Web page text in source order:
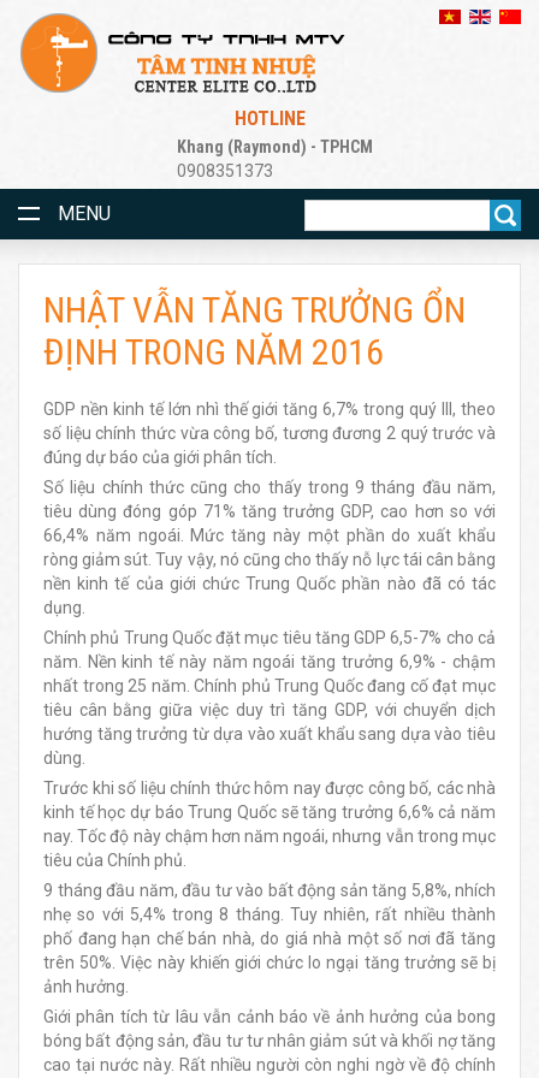
HOTLINE
Khang (Raymond) - TPHCM
0908351373
MENU
NHẬT VẪN TĂNG TRƯỞNG ỔN
ĐỊNH TRONG NĂM 2016
GDP nền kinh tế lớn nhì thế giới tăng 6,7% trong quý III, theo
số liệu chính thức vừa công bố, tương đương 2 quý trước và
đúng dự báo của giới phân tích.
Số liệu chính thức cũng cho thấy trong 9 tháng đầu năm,
tiêu dùng đóng góp 71% tăng trưởng GDP, cao hơn so với
66,4% năm ngoái. Mức tăng này một phần do xuất khẩu
ròng giảm sút. Tuy vậy, nó cũng cho thấy nỗ lực tái cân bằng
nền kinh tế của giới chức Trung Quốc phần nào đã có tác
dụng.
Chính phủ Trung Quốc đặt mục tiêu tăng GDP 6,5-7% cho cả
năm. Nền kinh tế này năm ngoái tăng trưởng 6,9% - chậm
nhất trong 25 năm. Chính phủ Trung Quốc đang cố đạt mục
tiêu cân bằng giữa việc duy trì tăng GDP, với chuyển dịch
hướng tăng trưởng từ dựa vào xuất khẩu sang dựa vào tiêu
dùng.
Trước khi số liệu chính thức hôm nay được công bố, các nhà
kinh tế học dự báo Trung Quốc sẽ tăng trưởng 6,6% cả năm
nay. Tốc độ này chậm hơn năm ngoái, nhưng vẫn trong mục
tiêu của Chính phủ.
9 tháng đầu năm, đầu tư vào bất động sản tăng 5,8%, nhích
nhẹ so với 5,4% trong 8 tháng. Tuy nhiên, rất nhiều thành
phố đang hạn chế bán nhà, do giá nhà một số nơi đã tăng
trên 50%. Việc này khiến giới chức lo ngại tăng trưởng sẽ bị
ảnh hưởng.
Giới phân tích từ lâu vẫn cảnh báo về ảnh hưởng của bong
bóng bất động sản, đầu tư tư nhân giảm sút và khối nợ tăng
cao tại nước này. Rất nhiều người còn nghi ngờ về độ chính